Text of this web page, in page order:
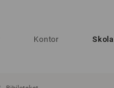
Kontor Skola